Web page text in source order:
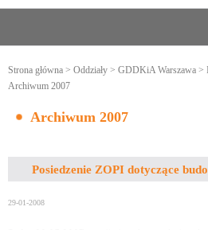
Strona główna > Oddziały > GDDKiA Warszawa >
Archiwum 2007
Archiwum 2007
Posiedzenie ZOPI dotyczące
29-01-2008